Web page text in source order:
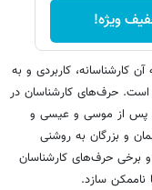
ویژه!
کارشناسانه، کاربردی و به
است. حرف‌های کارشناسان در
پس از موسی و عیسی و
و بزرگان به روشنی
و برخی حرف‌های کارشناسان
سازد.